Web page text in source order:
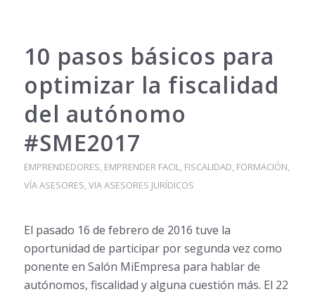
10 pasos básicos para
optimizar la fiscalidad
del autónomo
#SME2017
EMPRENDEDORES EMPRENDER FACIL FISCALIDAD FORMACIÓN
VÍA ASESORES VIA ASESORES JURÍDICOS
El pasado 16 de febrero de 2016 tuve la
oportunidad de participar por segunda vez como
ponente en Salón MiEmpresa para hablar de
autónomos, fiscalidad y alguna cuestión más. El 22